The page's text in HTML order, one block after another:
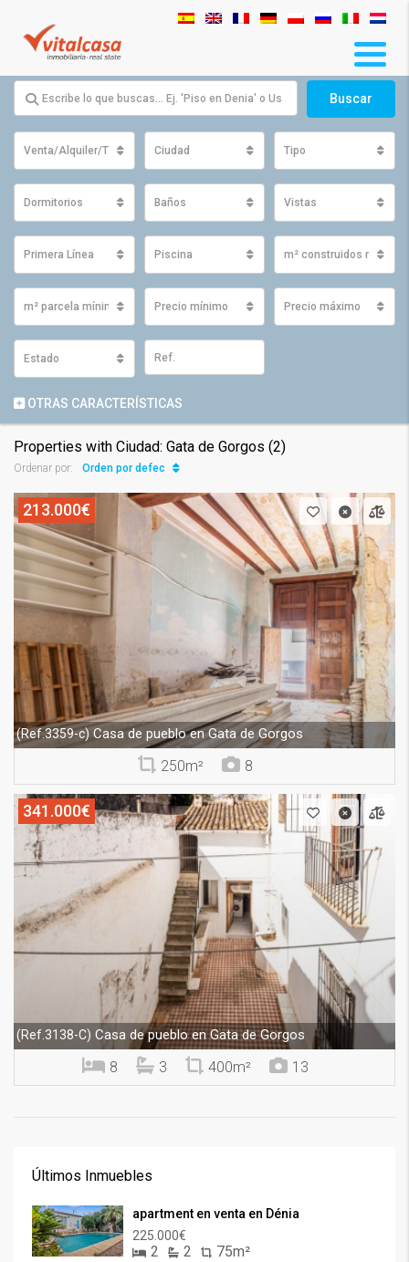
Buscar
Venta/Alquiler/Traspaso Ciudad Tipo
Dormitorios Baños Vistas
Primera Línea Piscina m² construidos
m² parcela mínimos Precio mínimo Precio máximo
Estado
OTRAS CARACTERÍSTICAS
Properties with Ciudad: Gata de Gorgos (2)
Ordenar por: Orden por defecto
213.000€
(Ref.3359-c) Casa de pueblo en Gata de Gorgos
250m² 8
341.000€
(Ref.3138-C) Casa de pueblo en Gata de Gorgos
8 3 400m² 13
Últimos Inmuebles
apartment en venta en Dénia
225.000€
2 2 75m²